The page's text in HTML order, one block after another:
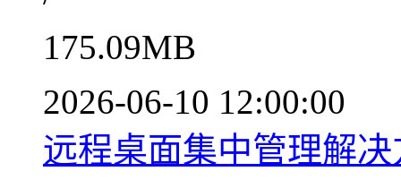
175.09MB
2026-06-10 12:00:00
远程桌面集中管理解决